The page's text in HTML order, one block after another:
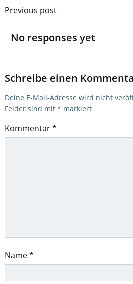
Post
navigation
Previous post
No responses yet
Schreibe einen
Deine E-Mail-Adresse wird nicht
Felder sind mit * markiert
Kommentar*
Name*